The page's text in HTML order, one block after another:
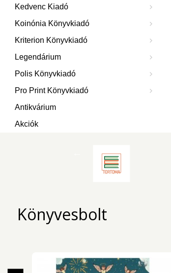
Kedvenc Kiadó
Koinónia Könyvkiadó
Kriterion Könyvkiadó
Legendárium
Polis Könyvkiadó
Pro Print Könyvkiadó
Antikvárium
Akciók
Könyvesbolt